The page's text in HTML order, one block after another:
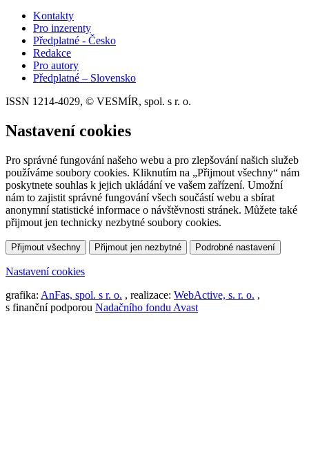
Kontakty
Pro inzerenty
Předplatné - Česko
Redakce
Pro autory
Předplatné – Slovensko
ISSN 1214-4029, © VESMÍR, spol. s r. o.
Nastavení cookies
Pro správné fungování našeho webu a pro zlepšování našich služeb
používáme soubory cookies. Kliknutím na „Přijmout všechny“ nám
poskytnete souhlas k jejich ukládání ve vašem zařízení. Umožní
nám to zajistit správné fungování všech součástí webu a sbírat
anonymní statistické informace o návštěvnosti stránek. Můžete také
přijmout jen technicky nezbytné soubory cookies.
Přijmout všechny Přijmout jen nezbytné Podrobné nastavení
Nastavení cookies
grafika: AnFas, spol. s r. o. , realizace: WebActive, s. r. o. ,
s finanční podporou Nadačního fondu Avast